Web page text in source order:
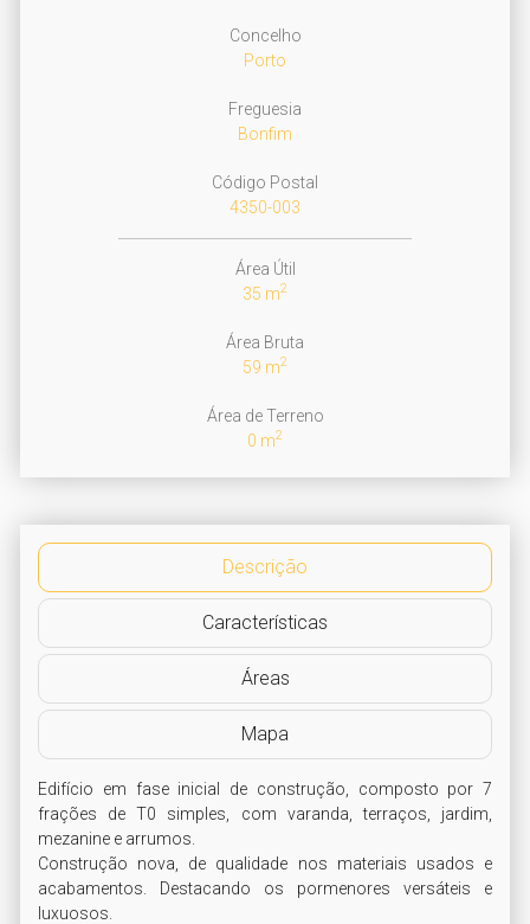
Concelho
Porto
Freguesia
Bonfim
Código Postal
4350-003
Área Útil
35 m2
Área Bruta
59 m2
Área de Terreno
0 m2
Descrição
Características
Áreas
Mapa
Edifício em fase inicial de construção, composto por 7
frações de T0 simples, com varanda, terraços, jardim,
mezanine e arrumos.
Construção nova, de qualidade nos materiais usados e
acabamentos. Destacando os pormenores versáteis e
luxuosos.